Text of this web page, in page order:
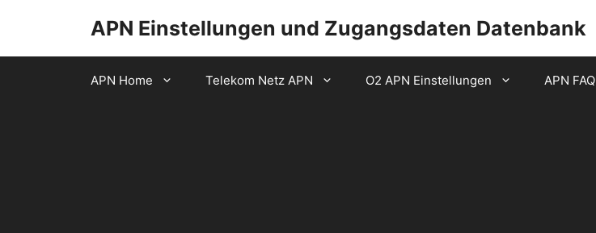
APN Einstellungen und Zugangsdaten Datenbank
APN Home Telekom Netz APN O2 APN Einstellungen APN FAQ